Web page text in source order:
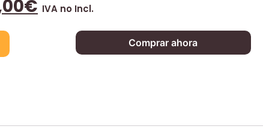
€ IVA no Incl.
Comprar ahora